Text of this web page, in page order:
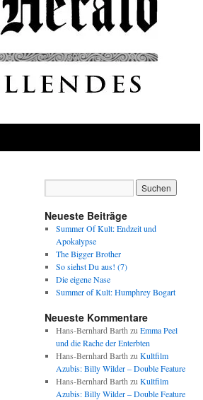
Neueste Beiträge
Summer Of Kult: Endzeit und
Apokalypse
The Bigger Brother
So siehst Du aus! (7)
Die eigene Nase
Summer of Kult: Humphrey Bogart
Neueste Kommentare
Hans-Bernhard Barth zu Emma Peel
und die Rache der Enterbten
Hans-Bernhard Barth zu Kultfilm
Azubis: Billy Wilder – Double Feature
Hans-Bernhard Barth zu Kultfilm
Azubis: Billy Wilder – Double Feature